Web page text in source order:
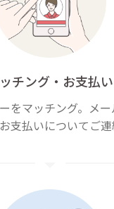
チング・お支払い
をマッチング。メ
支払いについてご連